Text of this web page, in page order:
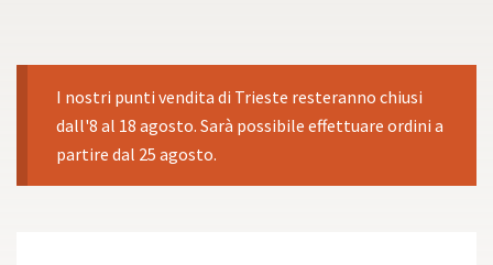
I nostri punti vendita di Trieste resteranno chiusi
dall'8 al 18 agosto. Sarà possibile effettuare ordini a
partire dal 25 agosto.